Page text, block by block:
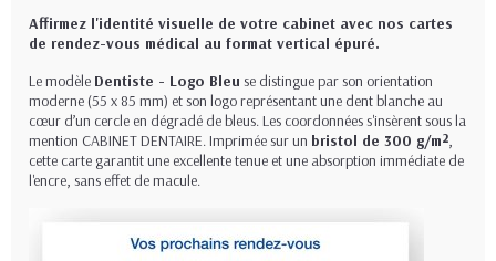
Affirmez l'identité visuelle de votre cabinet avec nos cartes
de rendez-vous médical au format vertical épuré.
Le modèle Dentiste - Logo Bleu se distingue par son orientation
moderne (55 x 85 mm) et son logo représentant une dent blanche au
cœur d’un cercle en dégradé de bleus. Les coordonnées s'insèrent sous la
mention CABINET DENTAIRE. Imprimée sur un bristol de 300 g/m²,
cette carte garantit une excellente tenue et une absorption immédiate de
l'encre, sans effet de macule.